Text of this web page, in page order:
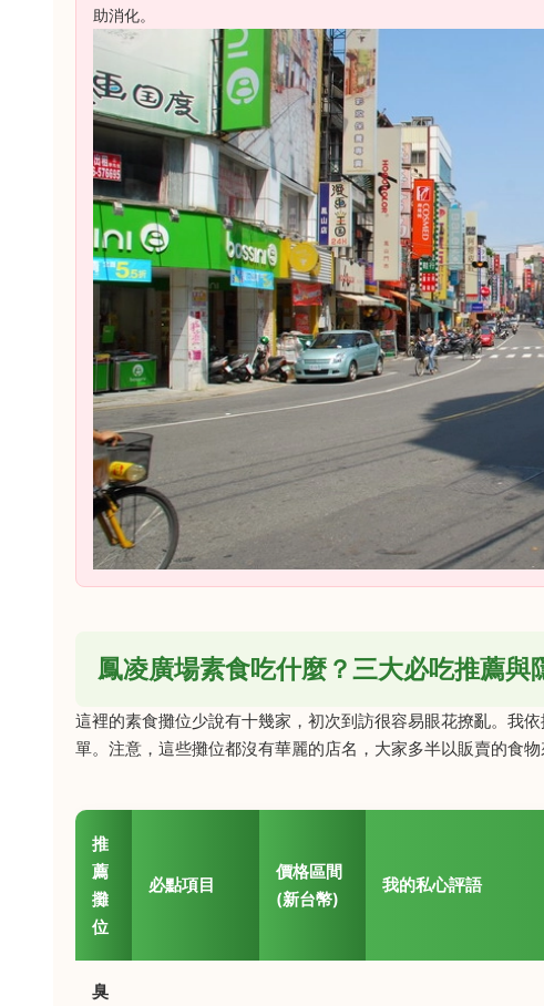
助消化。
鳳凌廣場素食吃什麼？三大必吃推薦與
這裡的素食攤位少說有十幾家，初次到訪很容易眼花撩亂。我
單。注意，這些攤位都沒有華麗的店名，大家多半以販賣的食物
推
薦
攤
位
必點項目
價格區間
(新台幣)
我的私心評語
臭